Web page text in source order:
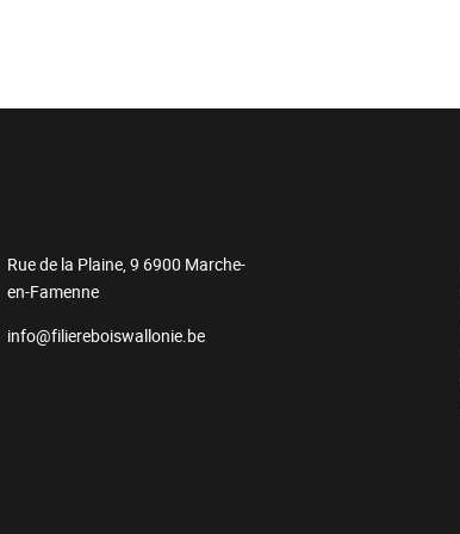
Rue de la Plaine, 9 6900 Marche-
en-Famenne
info@filiereboiswallonie.be